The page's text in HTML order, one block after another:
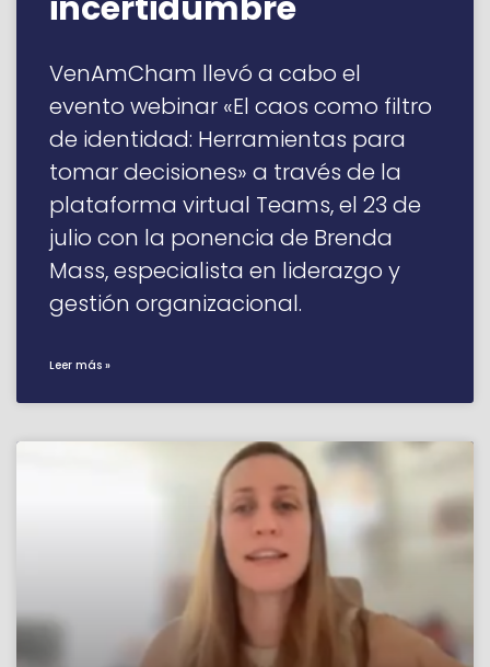
VenAmCham llevó a cabo el
evento webinar «El caos como filtro
de identidad: Herramientas para
tomar decisiones» a través de la
plataforma virtual Teams, el 23 de
julio con la ponencia de Brenda
Mass, especialista en liderazgo y
gestión organizacional.
Leer más »